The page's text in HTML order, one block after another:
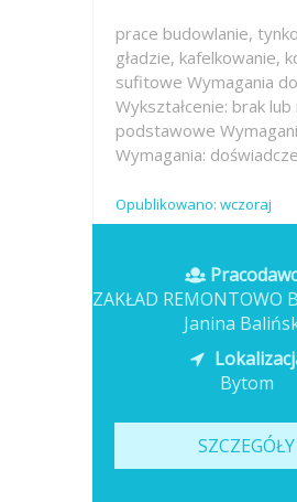
prace budowlanie,
gładzie, kafelkowanie,
sufitowe Wymagania
Wykształcenie: brak lub
podstawowe
Wymagania:
Opublikowano: wczoraj
ZAKŁAD REMONTOWO
Janina
Bytom
SZCZEGÓŁY